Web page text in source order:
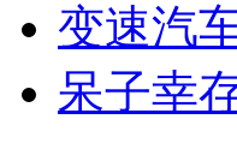
变速汽
呆子幸